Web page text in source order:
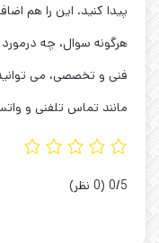
پیدا کنید. این را هم
هرگونه سوال، چه
فنی و تخصصی، می
مانند تماس تلفنی و
‫0/5 ‫(0 نظر)